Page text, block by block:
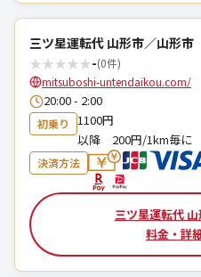
三ツ星運転代 山形市／山形市
★★★★★-(0件)
mitsuboshi-untendaikou.com/
20:00 - 2:00
初乗り
1100円
以降 200円/1km毎に
決済方法
三ツ星運転代
料金・詳